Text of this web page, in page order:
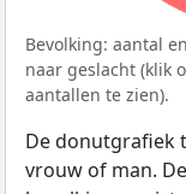
Bevolking: aantal
naar geslacht (klik
aantallen te zien).
De donutgrafiek
vrouw of man.